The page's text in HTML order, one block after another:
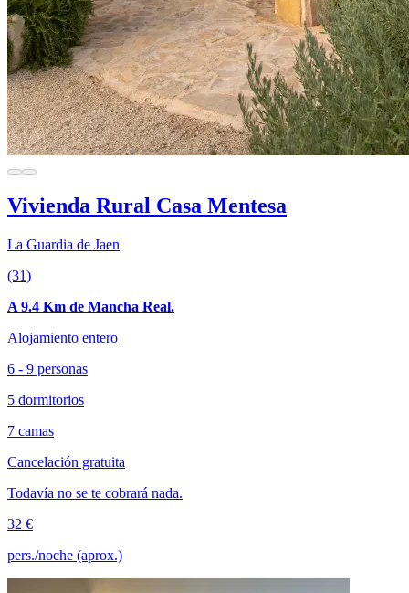
Vivienda Rural Casa Mentesa
La Guardia de Jaen
(31)
A 9.4 Km de Mancha Real.
Alojamiento entero
6 - 9 personas
5 dormitorios
7 camas
Cancelación gratuita
Todavía no se te cobrará nada.
32 €
pers./noche (aprox.)